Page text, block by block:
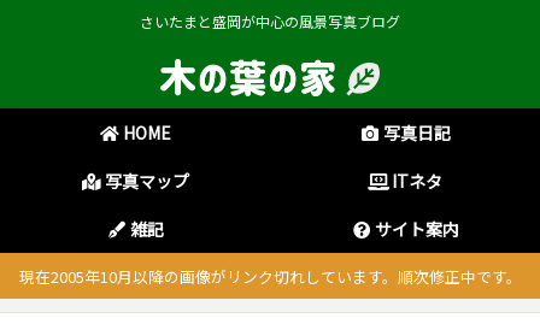
さいたまと盛岡が中心の風景写真ブログ
HOME
写真日記
写真マップ
ITネタ
雑記
サイト案内
現在2005年10月以降の画像がリンク切れしています。順次修正中です。